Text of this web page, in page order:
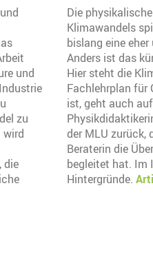
und
zu
wird
die
Die
Klimawandels
bislang eine
Anders ist das
Hier steht die
Fachlehrplan für
ist, geht auch
der MLU zurück,
Beraterin die
begleitet hat. Im
Hintergründe.